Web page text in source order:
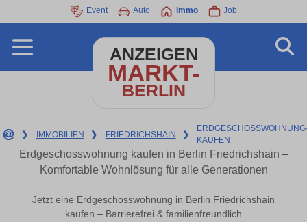
Event Auto Immo Job
ANZEIGEN
MARKT-
BERLIN
❯ IMMOBILIEN ❯ FRIEDRICHSHAIN ❯
KAUFEN
Erdgeschosswohnung kaufen in Berlin Friedrichshain –
Komfortable Wohnlösung für alle Generationen
Jetzt eine Erdgeschosswohnung in Berlin Friedrichshain
kaufen – Barrierefrei & familienfreundlich